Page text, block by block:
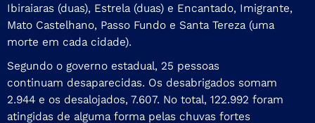
Ibiraiaras (duas), Estrela (duas) e Encantado, Imigrante,
Mato Castelhano, Passo Fundo e Santa Tereza (uma
morte em cada cidade).
Segundo o governo estadual, 25 pessoas
continuam desaparecidas. Os desabrigados somam
2.944 e os desalojados, 7.607. No total, 122.992 foram
atingidas de alguma forma pelas chuvas fortes